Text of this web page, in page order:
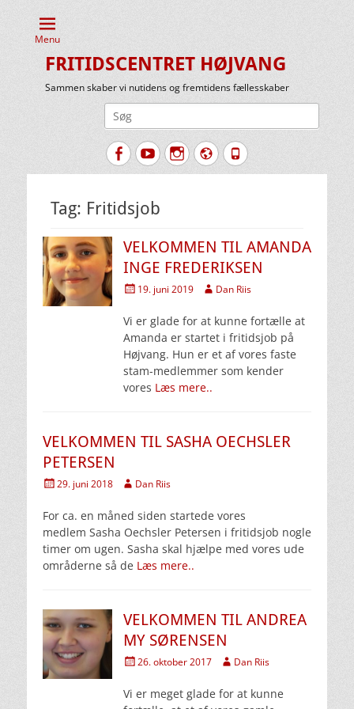
Menu
FRITIDSCENTRET HØJVANG
Sammen skaber vi nutidens og fremtidens fællesskaber
FacebookYouTubeInstagram
Website
Tlf.
Tag: Fritidsjob
VELKOMMEN TIL AMANDA
INGE FREDERIKSEN
Udgivet19. juni 2019 Forfatter
Dan Riis
Vi er glade for at kunne fortælle at
Amanda er startet i fritidsjob på
Højvang. Hun er et af vores faste
stam-medlemmer som kender
vores Læs mere..
VELKOMMEN TIL SASHA OECHSLER
PETERSEN
Udgivet
29. juni 2018 Forfatter
Dan Riis
For ca. en måned siden startede vores
medlem Sasha Oechsler Petersen i fritidsjob nogle
timer om ugen. Sasha skal hjælpe med vores ude
områderne så de Læs mere..
VELKOMMEN TIL ANDREA
MY SØRENSEN
Udgivet
26. oktober 2017 Forfatter
Dan Riis
Vi er meget glade for at kunne